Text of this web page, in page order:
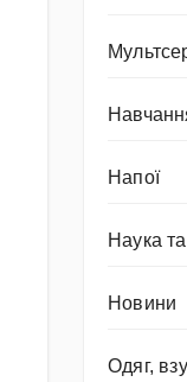
Напої
Наука
Новини
Одяг,